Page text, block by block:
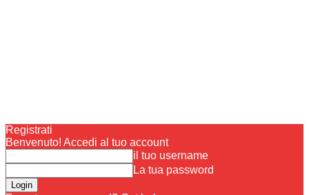
Registrati
Benvenuto! Accedi al tuo account
il tuo username
La tua password